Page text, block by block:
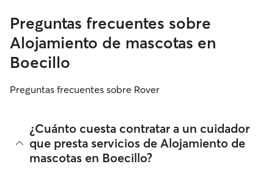
Preguntas frecuentes sobre
Alojamiento de mascotas en
Boecillo
Preguntas frecuentes sobre Rover
¿Cuánto cuesta contratar a un cuidador
que presta servicios de Alojamiento de
mascotas en Boecillo?